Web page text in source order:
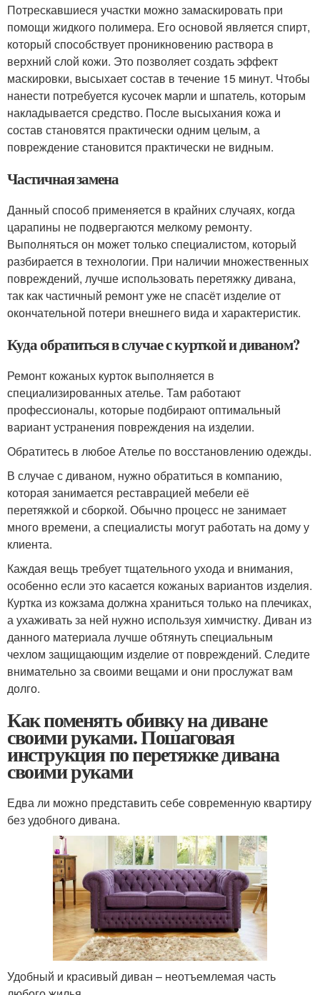
Потрескавшиеся участки можно замаскировать при
помощи жидкого полимера. Его основой является спирт,
который способствует проникновению раствора в
верхний слой кожи. Это позволяет создать эффект
маскировки, высыхает состав в течение 15 минут. Чтобы
нанести потребуется кусочек марли и шпатель, которым
накладывается средство. После высыхания кожа и
состав становятся практически одним целым, а
повреждение становится практически не видным.
Частичная замена
Данный способ применяется в крайних случаях, когда
царапины не подвергаются мелкому ремонту.
Выполняться он может только специалистом, который
разбирается в технологии. При наличии множественных
повреждений, лучше использовать перетяжку дивана,
так как частичный ремонт уже не спасёт изделие от
окончательной потери внешнего вида и характеристик.
Куда обратиться в случае с курткой и диваном?
Ремонт кожаных курток выполняется в
специализированных ателье. Там работают
профессионалы, которые подбирают оптимальный
вариант устранения повреждения на изделии.
Обратитесь в любое Ателье по восстановлению одежды.
В случае с диваном, нужно обратиться в компанию,
которая занимается реставрацией мебели её
перетяжкой и сборкой. Обычно процесс не занимает
много времени, а специалисты могут работать на дому у
клиента.
Каждая вещь требует тщательного ухода и внимания,
особенно если это касается кожаных вариантов изделия.
Куртка из кожзама должна храниться только на плечиках,
а ухаживать за ней нужно используя химчистку. Диван из
данного материала лучше обтянуть специальным
чехлом защищающим изделие от повреждений. Следите
внимательно за своими вещами и они прослужат вам
долго.
Как поменять обивку на диване
своими руками. Пошаговая
инструкция по перетяжке дивана
своими руками
Едва ли можно представить себе современную квартиру
без удобного дивана.
Удобный и красивый диван – неотъемлемая часть